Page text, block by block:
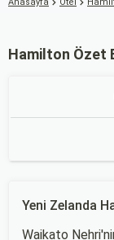
Hamilton Özet
Yeni Zelanda
Waikato